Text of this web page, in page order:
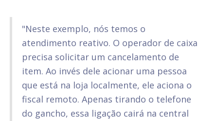
"Neste exemplo, nós temos o
atendimento reativo. O operador de caixa
precisa solicitar um cancelamento de
item. Ao invés dele acionar uma pessoa
que está na loja localmente, ele aciona o
fiscal remoto. Apenas tirando o telefone
do gancho, essa ligação cairá na central